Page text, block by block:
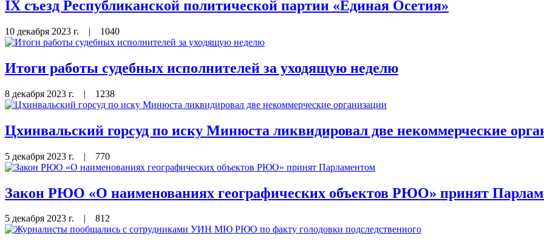
IX съезд Республиканской политической партии «Единая Осетия»
10 декабря 2023 г. | 1040
Итоги работы судебных исполнителей за уходящую неделю
8 декабря 2023 г. | 1238
Цхинвальский горсуд по иску Минюста ликвидировал две некоммерческие
5 декабря 2023 г. | 770
Закон РЮО «О наименованиях географических объектов РЮО» принят
5 декабря 2023 г. | 812